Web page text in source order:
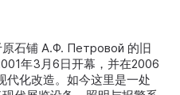
石铺 A.Ф. Петровой 的旧
年3月6日开幕，并在2006
代化改造。如今这里是一处